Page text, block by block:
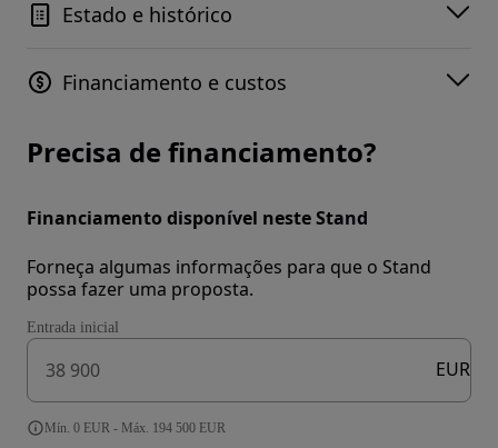
Estado e histórico
Financiamento e custos
Precisa de financiamento?
Financiamento disponível neste Stand
Forneça algumas informações para que o Stand
possa fazer uma proposta.
Entrada inicial
EUR
Mín. 0 EUR - Máx. 194 500 EUR